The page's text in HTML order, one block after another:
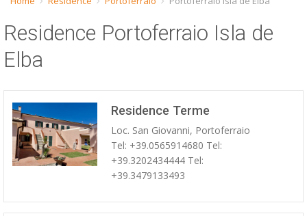
Residence Portoferraio Isla de
Elba
Residence Terme
Loc. San Giovanni, Portoferraio
Tel: +39.0565914680 Tel:
+39.3202434444 Tel:
+39.3479133493